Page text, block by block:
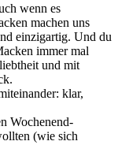
wenn es
machen uns
einzigartig. Und du
immer mal
und mit
klar,
Wochenend-
(wie sich